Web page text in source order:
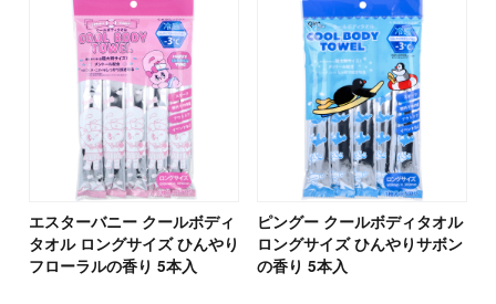
エスターバニー クールボディ
タオル ロングサイズ ひんやり
フローラルの香り 5本入
ピングー クールボディタオル
ロングサイズ ひんやりサボン
の香り 5本入